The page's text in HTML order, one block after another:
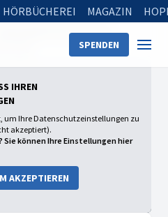
HÖRBÜCHEREI MAGAZIN
SPENDEN
Meine größte Bestimmung
Sieg
IHREN D
um Ihre Datenschutzeinstellungen zu
akzeptiert).
können Ihre Einstellungen hier
AKZEPTIEREN